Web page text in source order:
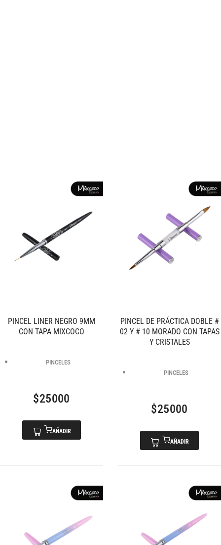
PINCEL LINER NEGRO 9MM
CON TAPA MIXCOCO
PINCELES
$25000
AÑADIR
PINCEL DE PRÁCTICA DOBLE #
02 Y # 10 MORADO CON TAPAS
Y CRISTALES
PINCELES
$25000
AÑADIR